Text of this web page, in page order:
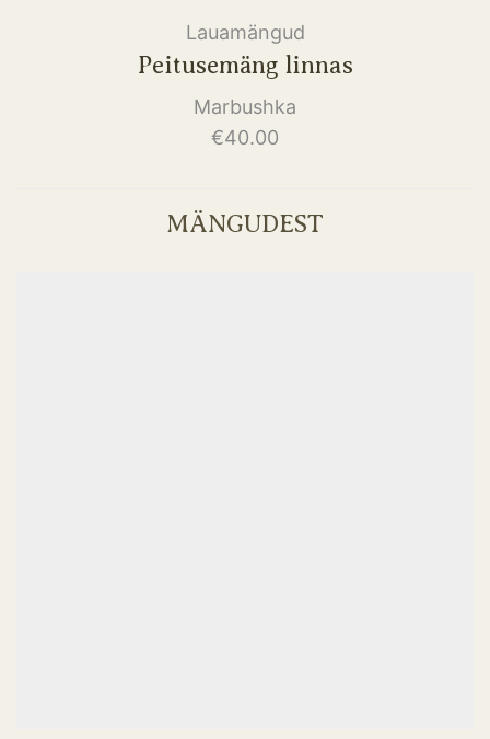
Lauamängud
Peitusemäng linnas
Marbushka
€40.00
MÄNGUDEST